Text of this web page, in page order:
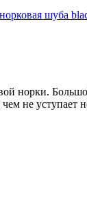
норки.
не уступает